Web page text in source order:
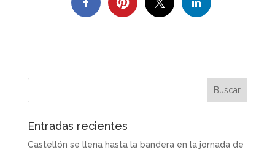
Entradas recientes
Castellón se llena hasta la bandera en la jornada de